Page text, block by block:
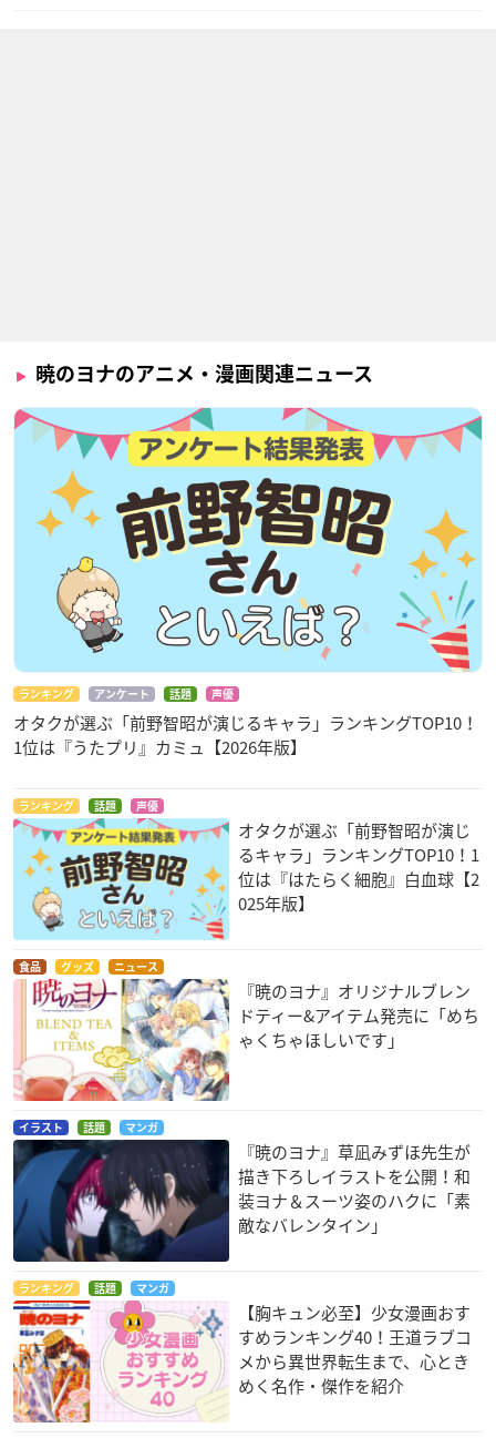
暁のヨナのアニメ・漫画関連ニュース
ランキング アンケート 話題 声優
オタクが選ぶ「前野智昭が演じるキャラ」ランキングTOP10！
1位は『うたプリ』カミュ【2026年版】
ランキング 話題 声優
オタクが選ぶ「前野智昭が演じ
るキャラ」ランキングTOP10！1
位は『はたらく細胞』白血球【2
025年版】
食品 グッズ ニュース
『暁のヨナ』オリジナルブレン
ドティー&アイテム発売に「めち
ゃくちゃほしいです」
イラスト 話題 マンガ
『暁のヨナ』草凪みずほ先生が
描き下ろしイラストを公開！和
装ヨナ＆スーツ姿のハクに「素
敵なバレンタイン」
ランキング 話題 マンガ
【胸キュン必至】少女漫画おす
すめランキング40！王道ラブコ
メから異世界転生まで、心とき
めく名作・傑作を紹介